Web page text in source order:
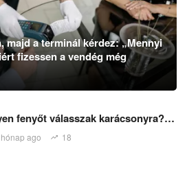
majd a terminál kérdez: „Mennyi
fizessen a vendég még
fenyőt válasszak karácsonyra?…
ago 18